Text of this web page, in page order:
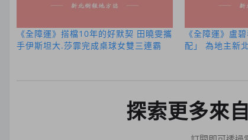
《全障運》搭檔10年的好默契 田曉雯攜
手伊斯坦大.莎霏完成桌球女雙三連霸
《全障運》盧
配」 為地主新
探索更多來